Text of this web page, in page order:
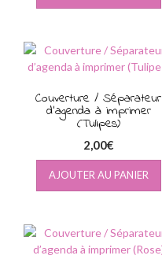
Couverture / Séparateur
d’agenda à imprimer
(Tulipes)
2,00€
AJOUTER AU PANIER